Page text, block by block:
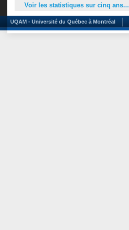
Voir les statistiques sur cinq ans...
UQAM - Université du Québec à Montréal